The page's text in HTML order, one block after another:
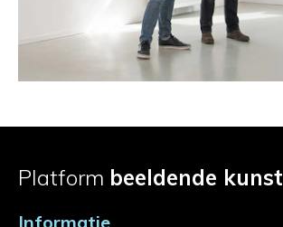
Platform beeldende kunst
Informatie